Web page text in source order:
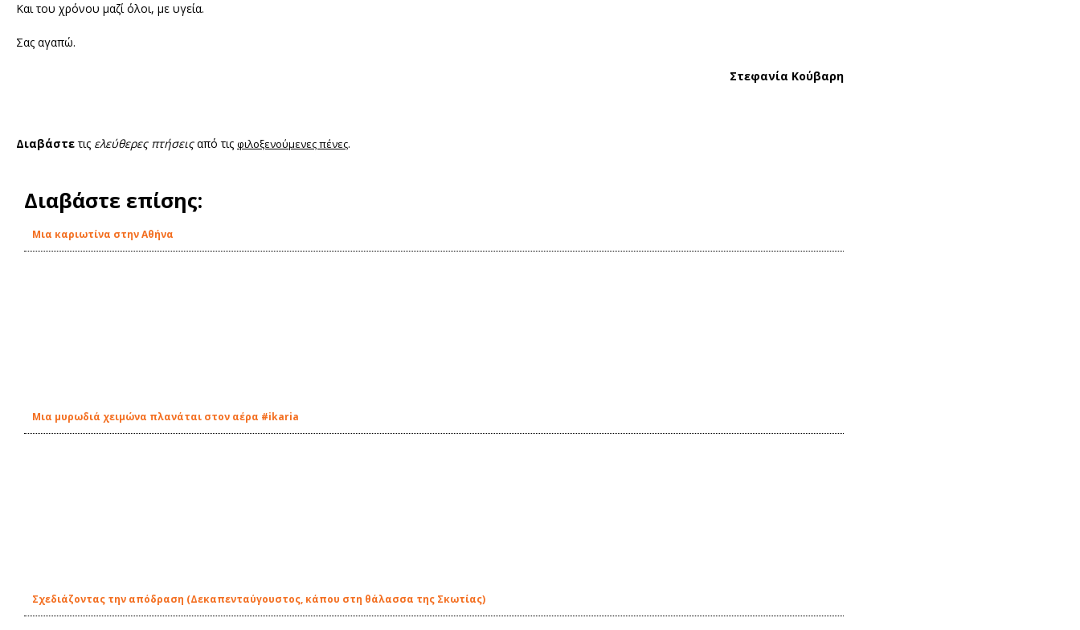
Και του χρόνου μαζί όλοι, με υγεία.
Σας αγαπώ.
Στεφανία Κούβαρη
Διαβάστετις ελεύθερες πτήσειςαπό τις φιλοξενούμενες πένες.
Διαβάστε επίσης:
Μια καριωτίνα στην Αθήνα
Μια μυρωδιά χειμώνα πλανάται στον αέρα #ikaria
Σχεδιάζοντας την απόδραση (Δεκαπενταύγουστος, κάπου στη θάλασσα της Σκωτίας)